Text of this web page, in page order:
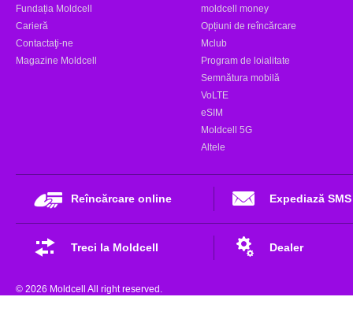
Fundația Moldcell
Carieră
Contactaţi-ne
Magazine Moldcell
moldcell money
Opțiuni de reîncărcare
Mclub
Program de loialitate
Semnătura mobilă
VoLTE
eSIM
Moldcell 5G
Altele
Reîncărcare online Expediază SMS
Treci la Moldcell Dealer
© 2026 Moldcell All right reserved.